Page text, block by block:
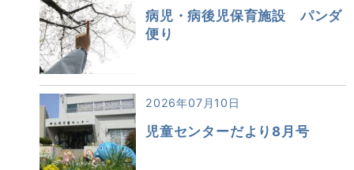
病児・病後児保育施設 パンダ
便り
2026年07月10日
児童センターだより8月号